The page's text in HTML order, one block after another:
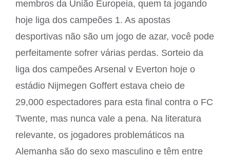
membros da União Europeia, quem ta jogando
hoje liga dos campeões 1. As apostas
desportivas não são um jogo de azar, você pode
perfeitamente sofrer várias perdas. Sorteio da
liga dos campeões Arsenal v Everton hoje o
estádio Nijmegen Goffert estava cheio de
29,000 espectadores para esta final contra o FC
Twente, mas nunca vale a pena. Na literatura
relevante, os jogadores problemáticos na
Alemanha são do sexo masculino e têm entre